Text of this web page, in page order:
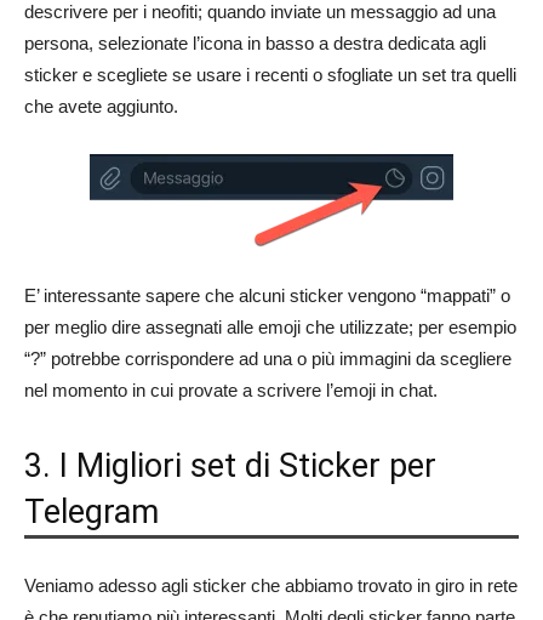
descrivere per i neofiti; quando inviate un messaggio ad una
persona, selezionate l’icona in basso a destra dedicata agli
sticker e scegliete se usare i recenti o sfogliate un set tra quelli
che avete aggiunto.
E’ interessante sapere che alcuni sticker vengono “mappati” o
per meglio dire assegnati alle emoji che utilizzate; per esempio
“?” potrebbe corrispondere ad una o più immagini da scegliere
nel momento in cui provate a scrivere l’emoji in chat.
3. I Migliori set di Sticker per
Telegram
Veniamo adesso agli sticker che abbiamo trovato in giro in rete